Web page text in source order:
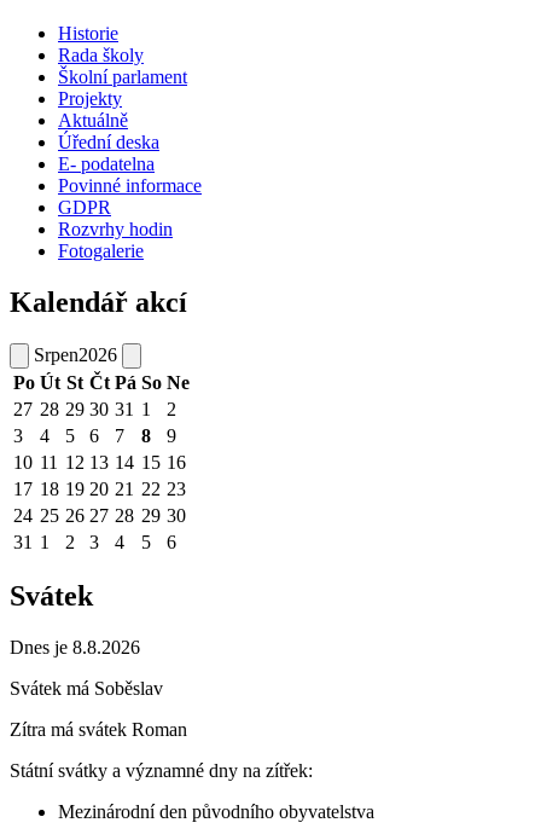
Historie
Rada školy
Školní parlament
Projekty
Aktuálně
Úřední deska
E- podatelna
Povinné informace
GDPR
Rozvrhy hodin
Fotogalerie
Kalendář akcí
Srpen2026
Po Út St Čt Pá So Ne
27 28 29 30 31 1
2
3
4 5 6 7 8
9
10 11 12 13 14 15 16
17 18 19 20 21 22 23
24 25 26 27 28 29 30
31 1 2 3 4 5 6
Svátek
Dnes je 8.8.2026
Svátek má Soběslav
Zítra má svátek Roman
Státní svátky a významné dny na zítřek:
Mezinárodní den původního obyvatelstva